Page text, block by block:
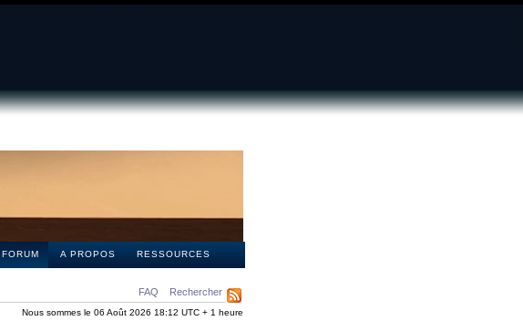
FORUM A PROPOS RESSOURCES
FAQ Rechercher
Nous sommes le 06 Août 2026 18:12 UTC + 1 heure